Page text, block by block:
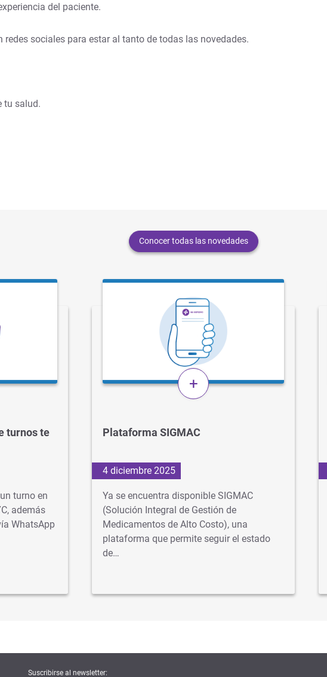
del paciente.
sociales para estar al tanto de todas las novedades.
tu salud.
Conocer todas las novedades
turnos te
turno en
además
WhatsApp
+
Plataforma SIGMAC
4 diciembre 2025
Ya se encuentra disponible SIGMAC
(Solución Integral de Gestión de
Medicamentos de Alto Costo), una
plataforma que permite seguir el estado
de…
Suscribirse al newsletter: